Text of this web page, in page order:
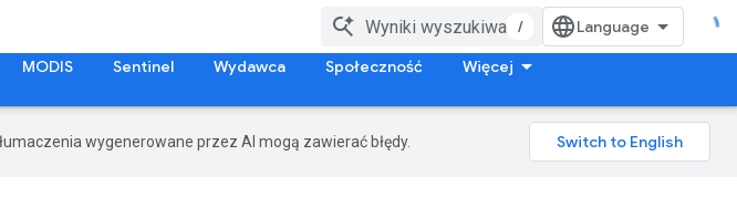
/
MODIS Sentinel Wydawca Społeczność Więcej
wygenerowane przez AI mogą zawierać błędy.